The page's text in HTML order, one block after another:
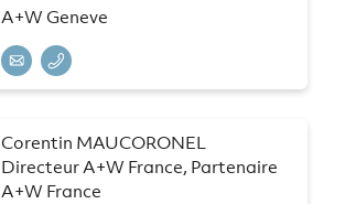
A+W Geneve
Corentin MAUCORONEL
Directeur A+W France, Partenaire
A+W France